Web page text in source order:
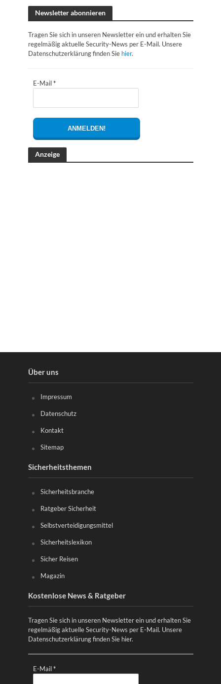
Newsletter abonnieren
Tragen Sie sich in unseren Newsletter ein und erhalten Sie
regelmäßig aktuelle Security-News per E-Mail. Unsere
Datenschutzerklärung finden Sie hier.
E-Mail*
Anzeige
Über uns
Impressum
Datenschutz
Kontakt
Sitemap
Sicherheitsthemen
Sicherheitsbranche
Ratgeber Sicherheit
Selbstverteidigungsmittel
Sicherheitslexikon
Sicher Reisen
Magazin
Kostenlose News & Ratgeber
Tragen Sie sich in unseren Newsletter ein und erhalten Sie
regelmäßig aktuelle Security-News per E-Mail. Unsere
Datenschutzerklärung finden Sie hier.
E-Mail*